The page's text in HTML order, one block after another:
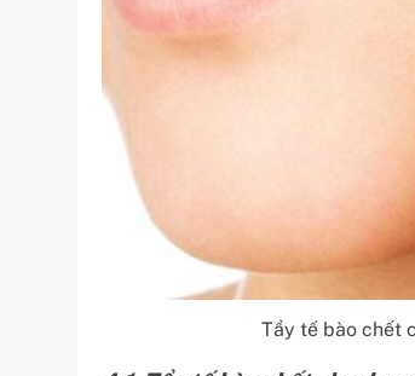
Tẩy tế bào chết